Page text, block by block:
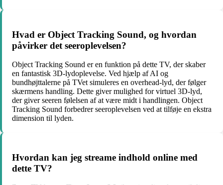
Hvad er Object Tracking Sound, og hvordan
påvirker det seeroplevelsen?
Object Tracking Sound er en funktion på dette TV, der skaber
en fantastisk 3D-lydoplevelse. Ved hjælp af AI og
bundhøjttalerne på TVet simuleres en overhead-lyd, der følger
skærmens handling. Dette giver mulighed for virtuel 3D-lyd,
der giver seeren følelsen af at være midt i handlingen. Object
Tracking Sound forbedrer seeroplevelsen ved at tilføje en ekstra
dimension til lyden.
Hvordan kan jeg streame indhold online med
dette TV?